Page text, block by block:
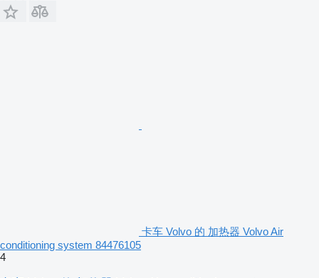
卡车 Volvo 的 加热器 Volvo Air
conditioning system 84476105
4